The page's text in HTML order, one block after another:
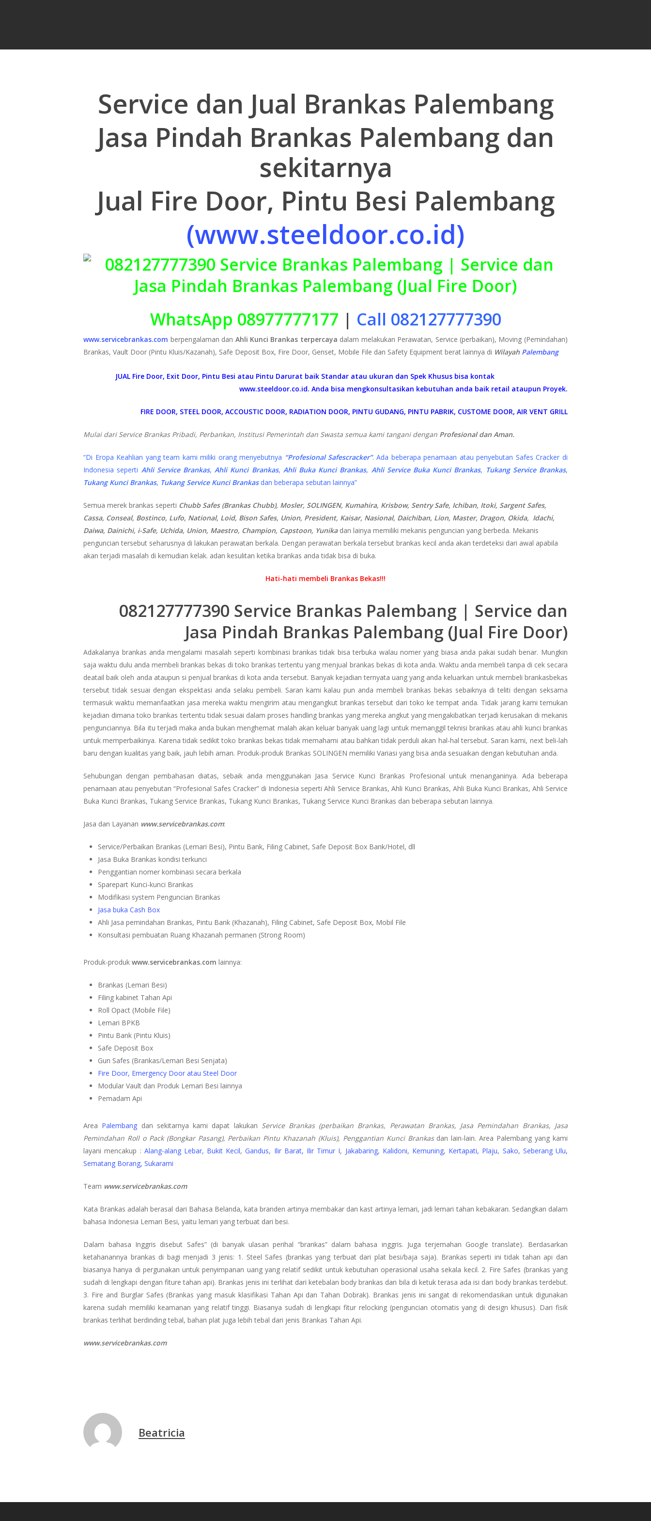
Hit enter to search or ESC to close
Service dan Jual Brankas Palembang
Jasa Pindah Brankas Palembang dan
sekitarnya
Jual Fire Door, Pintu Besi Palembang
(www.steeldoor.co.id)
WhatsApp 08977777177 | Call 082127777390
www.servicebrankas.com berpengalaman dan Ahli Kunci Brankas terpercaya dalam melakukan Perawatan, Service (perbaikan), Moving (Pemindahan)
Brankas, Vault Door (Pintu Kluis/Kazanah), Safe Deposit Box, Fire Door, Genset, Mobile File dan Safety Equipment berat lainnya di Wilayah Palembang
JUAL Fire Door, Exit Door, Pintu Besi atau Pintu Darurat baik Standar atau ukuran dan Spek Khusus bisa kontak
www.steeldoor.co.id. Anda bisa mengkonsultasikan kebutuhan anda baik retail ataupun Proyek.
FIRE DOOR, STEEL DOOR, ACCOUSTIC DOOR, RADIATION DOOR, PINTU GUDANG, PINTU PABRIK, CUSTOME DOOR, AIR VENT GRILL
Mulai dari Service Brankas Pribadi, Perbankan, Institusi Pemerintah dan Swasta semua kami tangani dengan Profesional dan Aman.
“Di Eropa Keahlian yang team kami miliki orang menyebutnya “Profesional Safescracker”. Ada beberapa penamaan atau penyebutan Safes Cracker di
Indonesia seperti Ahli Service Brankas,Ahli Kunci Brankas, Ahli Buka Kunci Brankas, Ahli Service Buka Kunci Brankas, Tukang Service Brankas,
Tukang Kunci Brankas, Tukang Service Kunci Brankasdan beberapa sebutan lainnya”
Semua merek brankas seperti Chubb Safes (Brankas Chubb), Mosler, SOLINGEN, Kumahira, Krisbow, Sentry Safe, Ichiban, Itoki, Sargent Safes,
Cassa, Conseal, Bostinco, Lufo, National, Loid, Bison Safes, Union, President, Kaisar, Nasional, Daichiban, Lion, Master, Dragon, Okida, Idachi,
Daiwa, Dainichi, i-Safe, Uchida, Union, Maestro, Champion, Capstoon, Yunikadan lainya memiliki mekanis penguncian yang berbeda. Mekanis
penguncian tersebut seharusnya di lakukan perawatan berkala. Dengan perawatan berkala tersebut brankas kecil anda akan terdeteksi dari awal apabila
akan terjadi masalah di kemudian kelak. adan kesulitan ketika brankas anda tidak bisa di buka.
Hati-hati membeli Brankas Bekas!!!
082127777390 Service Brankas Palembang | Service dan
Jasa Pindah Brankas Palembang (Jual Fire Door)
Adakalanya brankas anda mengalami masalah seperti kombinasi brankas tidak bisa terbuka walau nomer yang biasa anda pakai sudah benar. Mungkin
saja waktu dulu anda membeli brankas bekas di toko brankas tertentu yang menjual brankas bekas di kota anda. Waktu anda membeli tanpa di cek secara
deatail baik oleh anda ataupun si penjual brankas di kota anda tersebut. Banyak kejadian ternyata uang yang anda keluarkan untuk membeli brankasbekas
tersebut tidak sesuai dengan ekspektasi anda selaku pembeli. Saran kami kalau pun anda membeli brankas bekas sebaiknya di teliti dengan seksama
termasuk waktu memanfaatkan jasa mereka waktu mengirim atau mengangkut brankas tersebut dari toko ke tempat anda. Tidak jarang kami temukan
kejadian dimana toko brankas tertentu tidak sesuai dalam proses handling brankas yang mereka angkut yang mengakibatkan terjadi kerusakan di mekanis
pengunciannya. Bila itu terjadi maka anda bukan menghemat malah akan keluar banyak uang lagi untuk memanggil teknisi brankas atau ahli kunci brankas
untuk memperbaikinya. Karena tidak sedikit toko brankas bekas tidak memahami atau bahkan tidak perduli akan hal-hal tersebut. Saran kami, next beli-lah
baru dengan kualitas yang baik, jauh lebih aman. Produk-produk Brankas SOLINGEN memiliki Variasi yang bisa anda sesuaikan dengan kebutuhan anda.
Sehubungan dengan pembahasan diatas, sebaik anda menggunakan Jasa Service Kunci Brankas Profesional untuk menanganinya. Ada beberapa
penamaan atau penyebutan “Profesional Safes Cracker” di Indonesia seperti Ahli Service Brankas, Ahli Kunci Brankas, Ahli Buka Kunci Brankas, Ahli Service
Buka Kunci Brankas, Tukang Service Brankas, Tukang Kunci Brankas, Tukang Service Kunci Brankas dan beberapa sebutan lainnya.
Jasa dan Layanan www.servicebrankas.com:
Service/Perbaikan Brankas (Lemari Besi), Pintu Bank, Filing Cabinet, Safe Deposit Box Bank/Hotel, dll
Jasa Buka Brankas kondisi terkunci
Penggantian nomer kombinasi secara berkala
Sparepart Kunci-kunci Brankas
Modifikasi system Penguncian Brankas
Jasa buka Cash Box
Ahli Jasa pemindahan Brankas, Pintu Bank (Khazanah), Filing Cabinet, Safe Deposit Box, Mobil File
Konsultasi pembuatan Ruang Khazanah permanen (Strong Room)
Produk-produkwww.servicebrankas.com lainnya:
Brankas (Lemari Besi)
Filing kabinet Tahan Api
Roll Opact (Mobile File)
Lemari BPKB
Pintu Bank (Pintu Kluis)
Safe Deposit Box
Gun Safes (Brankas/Lemari Besi Senjata)
Fire Door, Emergency Door atau Steel Door
Modular Vault dan Produk Lemari Besi lainnya
Pemadam Api
Area Palembang dan sekitarnya kami dapat lakukan Service Brankas (perbaikan Brankas, Perawatan Brankas, Jasa Pemindahan Brankas, Jasa
Pemindahan Roll o Pack (Bongkar Pasang), Perbaikan Pintu Khazanah (Kluis), Penggantian Kunci Brankasdan lain-lain. Area Palembang yang kami
layani mencakup : Alang-alang Lebar, Bukit Kecil,Gandus, Ilir Barat, Ilir Timur I, Jakabaring, Kalidoni, Kemuning, Kertapati, Plaju, Sako, Seberang Ulu,
Sematang Borang, Sukarami
Team www.servicebrankas.com
Kata Brankas adalah berasal dari Bahasa Belanda, kata branden artinya membakar dan kast artinya lemari, jadi lemari tahan kebakaran. Sedangkan dalam
bahasa Indonesia Lemari Besi, yaitu lemari yang terbuat dari besi.
Dalam bahasa Inggris disebut Safes” (di banyak ulasan perihal “brankas” dalam bahasa inggris. Juga terjemahan Google translate). Berdasarkan
ketahanannya brankas di bagi menjadi 3 jenis: 1. Steel Safes (brankas yang terbuat dari plat besi/baja saja). Brankas seperti ini tidak tahan api dan
biasanya hanya di pergunakan untuk penyimpanan uang yang relatif sedikit untuk kebutuhan operasional usaha sekala kecil. 2. Fire Safes (brankas yang
sudah di lengkapi dengan fiture tahan api). Brankas jenis ini terlihat dari ketebalan body brankas dan bila di ketuk terasa ada isi dari body brankas terdebut.
3. Fire and Burglar Safes (Brankas yang masuk klasifikasi Tahan Api dan Tahan Dobrak). Brankas jenis ini sangat di rekomendasikan untuk digunakan
karena sudah memiliki keamanan yang relatif tinggi. Biasanya sudah di lengkapi fitur relocking (penguncian otomatis yang di design khusus). Dari fisik
brankas terlihat berdinding tebal, bahan plat juga lebih tebal dari jenis Brankas Tahan Api.
www.servicebrankas.com
Beatricia